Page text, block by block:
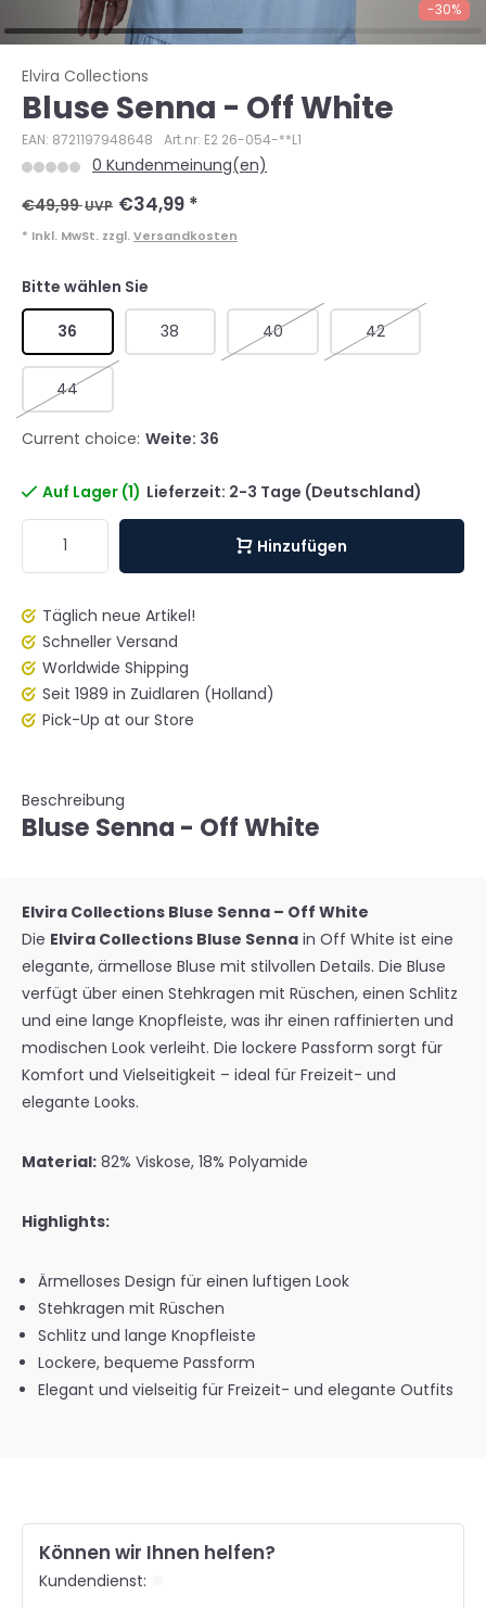
-30%
Elvira Collections
Bluse Senna - Off White
EAN: 8721197948648 Art.nr: E2 26-054-**L1
0 Kundenmeinung(en)
€49,99UVP €34,99 *
* Inkl. MwSt. zzgl. Versandkosten
Bitte wählen Sie
36 38 40 42
44
Current choice: Weite: 36
Auf Lager (1) Lieferzeit: 2-3 Tage (Deutschland)
Hinzufügen
Täglich neue Artikel!
Schneller Versand
Worldwide Shipping
Seit 1989 in Zuidlaren (Holland)
Pick-Up at our Store
Beschreibung
Bluse Senna - Off White
Elvira Collections Bluse Senna – Off White
Die Elvira Collections Bluse Senna in Off White ist eine
elegante, ärmellose Bluse mit stilvollen Details. Die Bluse
verfügt über einen Stehkragen mit Rüschen, einen Schlitz
und eine lange Knopfleiste, was ihr einen raffinierten und
modischen Look verleiht. Die lockere Passform sorgt für
Komfort und Vielseitigkeit – ideal für Freizeit- und
elegante Looks.
Material: 82% Viskose, 18% Polyamide
Highlights:
Ärmelloses Design für einen luftigen Look
Stehkragen mit Rüschen
Schlitz und lange Knopfleiste
Lockere, bequeme Passform
Elegant und vielseitig für Freizeit- und elegante Outfits
Können wir Ihnen helfen?
Kundendienst: